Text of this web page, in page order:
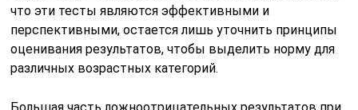
что эти тесты являются эффективными и
перспективными, остается лишь уточнить принципы
оценивания результатов, чтобы выделить норму для
различных возрастных категорий.